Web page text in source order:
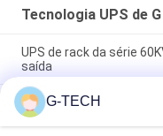
Tecnologia UPS de G
UPS de rack da série
saída
Fornecedor de energia
modular e capacidade
industriais adversos
G-TECH